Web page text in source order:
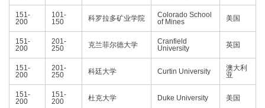
151-
200
101-
150
科罗拉多矿业学院
Colorado School
of Mines
美国
151-
200
201-
250
克兰菲尔德大学
Cranfield
University
英国
151-
200
201-
250
科廷大学 Curtin University
澳大利
亚
151-
200
151-
200
杜克大学 Duke University 美国